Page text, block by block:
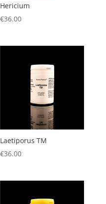
Hericium
€36.00
Laetiporus TM
€36.00